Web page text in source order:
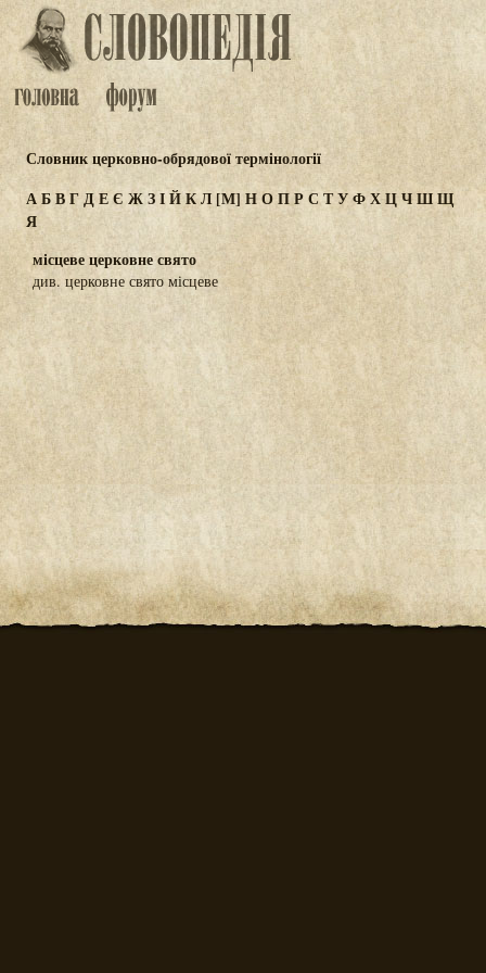
Словник церковно-обрядової термінології
АБВГДЕЄ ЖЗІЙКЛ[М] НОПРСТУФХЦЧШЩ
Я
місцеве церковне свято
див. церковне свято місцеве